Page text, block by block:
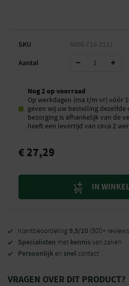
SKU 4006-710-2121
Aantal
Nog 2 op voorraad
Op werkdagen (ma t/m vr) vóór
geven wij uw bestelling dezelfde
bezorging is afhankelijk van de
heeft een levertijd van circa 2
€ 27,29
IN
Klantbeoordeling9,5/10 (900+
Specialisten met kennisvan zaken
Persoonlijk en snel contact
VRAGEN OVER DIT PRODUCT?